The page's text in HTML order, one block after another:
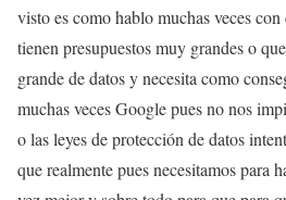
visto es como hablo muchas veces
tienen presupuestos muy grandes o
grande de datos y necesita como
muchas veces Google pues no nos
o las leyes de protección de datos
que realmente pues necesitamos para